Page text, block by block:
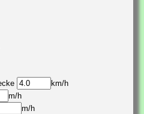
km/h
m/h
m/h